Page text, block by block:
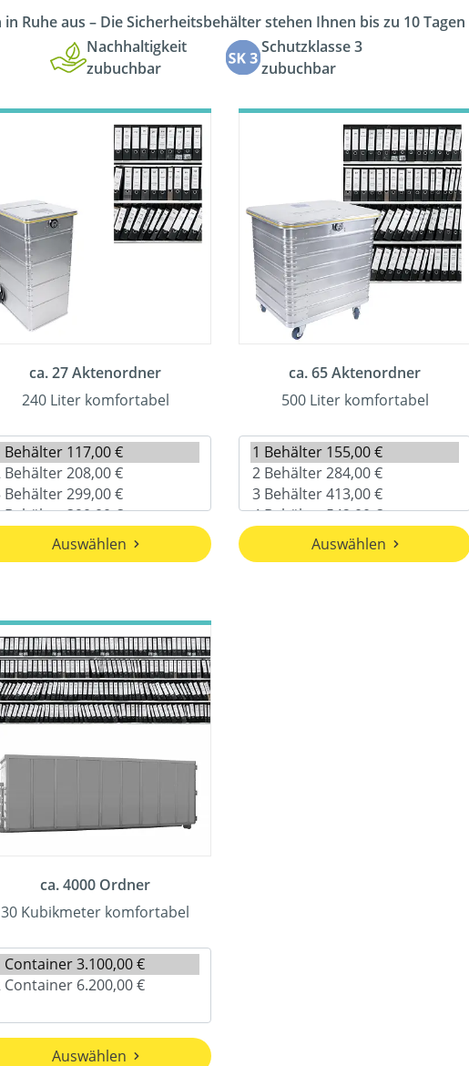
Ruhe aus – Die Sicherheitsbehälter stehen Ihnen bis zu 10
Nachhaltigkeit
zubuchbar
Schutzklasse 3
zubuchbar
ca. 27 Aktenordner
240 Liter komfortabel
Auswählen
ca. 65 Aktenordner
500 Liter komfortabel
Auswählen
ca. 4000 Ordner
30 Kubikmeter komfortabel
Auswählen